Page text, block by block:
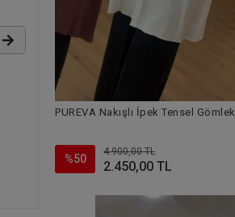
PUREVA Nakışlı İpek Tensel Gömlek
%50
4.900,00 TL
2.450,00 TL